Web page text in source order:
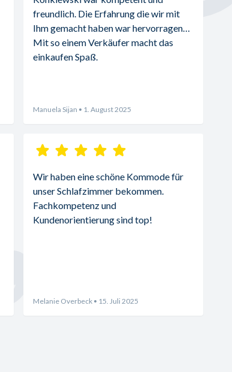
freundlich. Die Erfahrung die wir mit
Ihm gemacht haben war hervorragend.
Mit so einem Verkäufer macht das
einkaufen Spaß.
Manuela Sijan • 1. August 2025
Wir haben eine schöne Kommode für
unser Schlafzimmer bekommen.
Fachkompetenz und
Kundenorientierung sind top!
Melanie Overbeck • 15. Juli 2025